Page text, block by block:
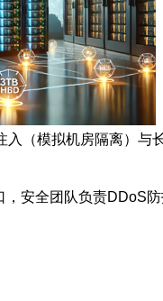
（模拟机房隔离）
安全团队负责DDoS